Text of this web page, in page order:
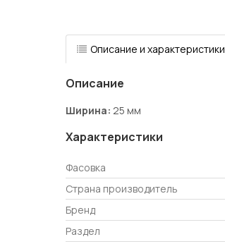
Описание и характеристики
Описание
Ширина: 25 мм
Характеристики
Фасовка
Страна производитель
Бренд
Раздел